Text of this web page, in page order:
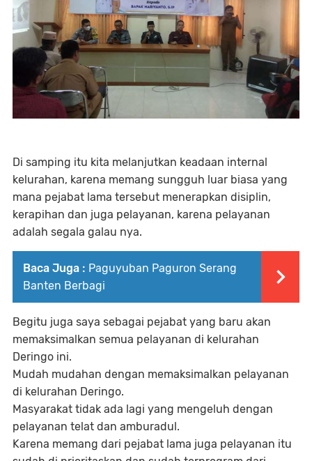
Di samping itu kita melanjutkan keadaan internal
kelurahan, karena memang sungguh luar biasa yang
mana pejabat lama tersebut menerapkan disiplin,
kerapihan dan juga pelayanan, karena pelayanan
adalah segala galau nya.
Baca Juga : Paguyuban Paguron Serang
Banten Berbagi
Begitu juga saya sebagai pejabat yang baru akan
memaksimalkan semua pelayanan di kelurahan
Deringo ini.
Mudah mudahan dengan memaksimalkan pelayanan
di kelurahan Deringo.
Masyarakat tidak ada lagi yang mengeluh dengan
pelayanan telat dan amburadul.
Karena memang dari pejabat lama juga pelayanan itu